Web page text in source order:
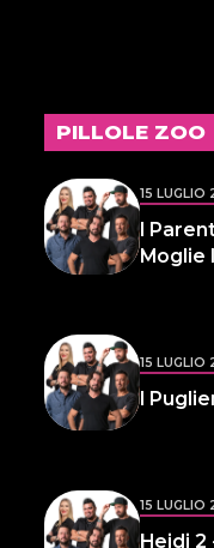
PILLOLE ZOO
15 LUGLIO
I
Moglie
15 LUGLIO
I
15 LUGLIO
Heidi 2